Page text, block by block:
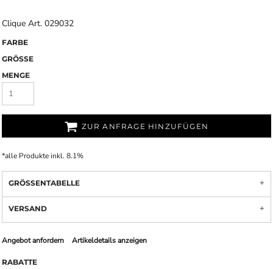
Clique Art. 029032
FARBE
GRÖSSE
MENGE
ZUR ANFRAGE HINZUFÜGEN
*alle Produkte inkl. 8.1%
GRÖSSENTABELLE
VERSAND
Angebot anfordern Artikeldetails anzeigen
RABATTE